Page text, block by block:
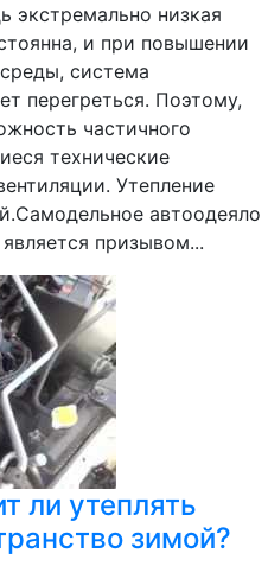
экстремально низкая
и при повышении
система
перегреться. Поэтому,
частичного
технические
Утепление
автоодеяло
призывом...
ли утеплять
зимой?